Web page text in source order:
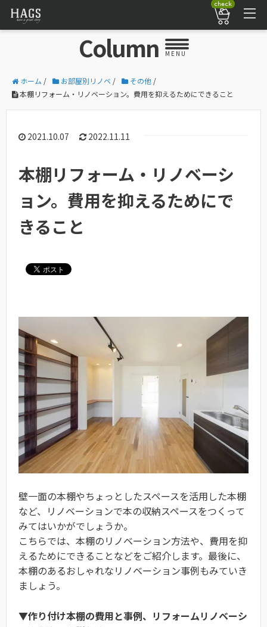
check
Column MENU
ホーム / お部屋別リノベ / その他 /
本棚リフォーム・リノベーション。費用を抑えるためにできること
2021.10.07 2022.11.11
本棚リフォーム・リノベーシ
ョン。費用を抑えるためにで
きること
壁一面の本棚やちょっとしたスペースを活用した本棚
など、リノベーションで本の収納スペースをつくって
みてはいかがでしょうか。
こちらでは、本棚のリノベーション方法や、費用を抑
えるためにできることなどをご紹介します。最後に、
本棚のあるおしゃれなリノベーション事例もみていき
ましょう。
▼作り付け本棚の費用と事例、リフォームリノベーシ